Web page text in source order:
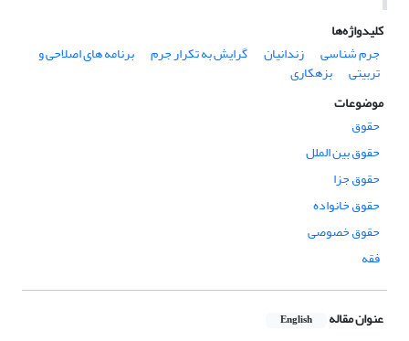
کلیدواژه‌ها
جرم شناسی
زندانیان گرایش به تکرار جرم برنامه های اصلاحی و
تربیتی
بزهکاری
موضوعات
حقوق
حقوق بین الملل
حقوق جزا
حقوق خانواده
حقوق خصوصی
فقه
عنوان مقاله English